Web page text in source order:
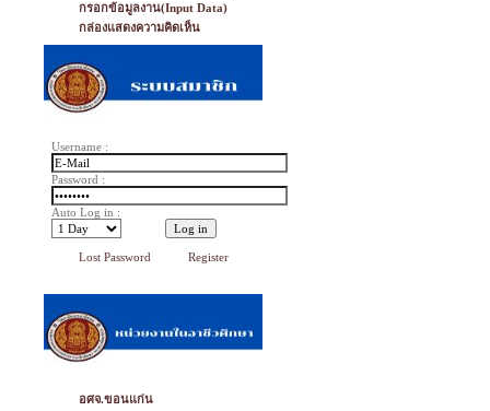
กรอกข้อมูลงาน(Input Data)
กล่องแสดงความคิดเห็น
Username :
Password :
Auto Log in :
Lost Password Register
อศจ.ขอนแก่น